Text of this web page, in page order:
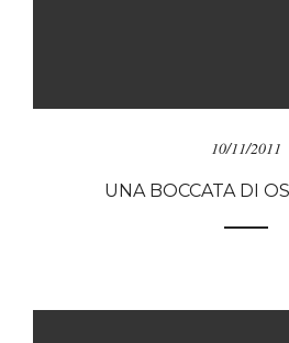
10/11/2011
UNA BOCCATA DI